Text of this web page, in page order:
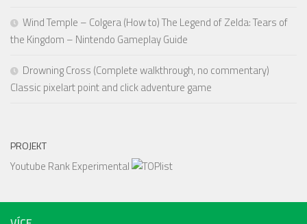
Wind Temple – Colgera (How to) The Legend of Zelda: Tears of
the Kingdom – Nintendo Gameplay Guide
Drowning Cross (Complete walkthrough, no commentary)
Classic pixelart point and click adventure game
PROJEKT
Youtube Rank Experimental